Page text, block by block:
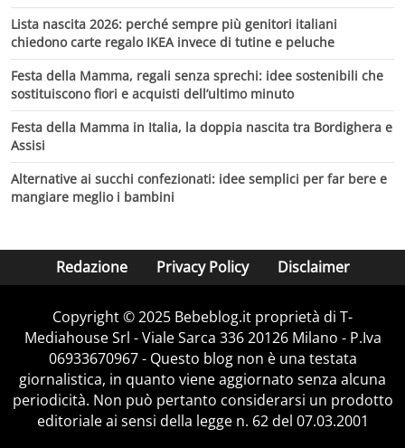
Lista nascita 2026: perché sempre più genitori italiani
chiedono carte regalo IKEA invece di tutine e peluche
Festa della Mamma, regali senza sprechi: idee sostenibili che
sostituiscono fiori e acquisti dell’ultimo minuto
Festa della Mamma in Italia, la doppia nascita tra Bordighera e
Assisi
Alternative ai succhi confezionati: idee semplici per far bere e
mangiare meglio i bambini
Redazione Privacy Policy Disclaimer
Copyright © 2025 Bebeblog.it proprietà di T-
Mediahouse Srl - Viale Sarca 336 20126 Milano - P.Iva
06933670967 - Questo blog non è una testata
giornalistica, in quanto viene aggiornato senza alcuna
periodicità. Non può pertanto considerarsi un prodotto
editoriale ai sensi della legge n. 62 del 07.03.2001